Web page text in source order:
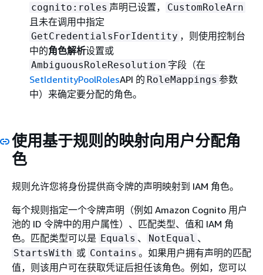
cognito:roles 声明已设置， CustomRoleArn
且未在调用中指定
GetCredentialsForIdentity ，则使用控制台
中的角色解析设置或
AmbiguousRoleResolution 字段（在
SetIdentityPoolRolesAPI 的 RoleMappings 参数
中）来确定要分配的角色。
使用基于规则的映射向用户分配角
色
规则允许您将身份提供商令牌的声明映射到 IAM 角色。
每个规则指定一个令牌声明（例如 Amazon Cognito 用户
池的 ID 令牌中的用户属性）、匹配类型、值和 IAM 角
色。匹配类型可以是 Equals 、 NotEqual 、
StartsWith 或 Contains 。如果用户拥有声明的匹配
值，则该用户可在获取凭证后担任该角色。例如，您可以